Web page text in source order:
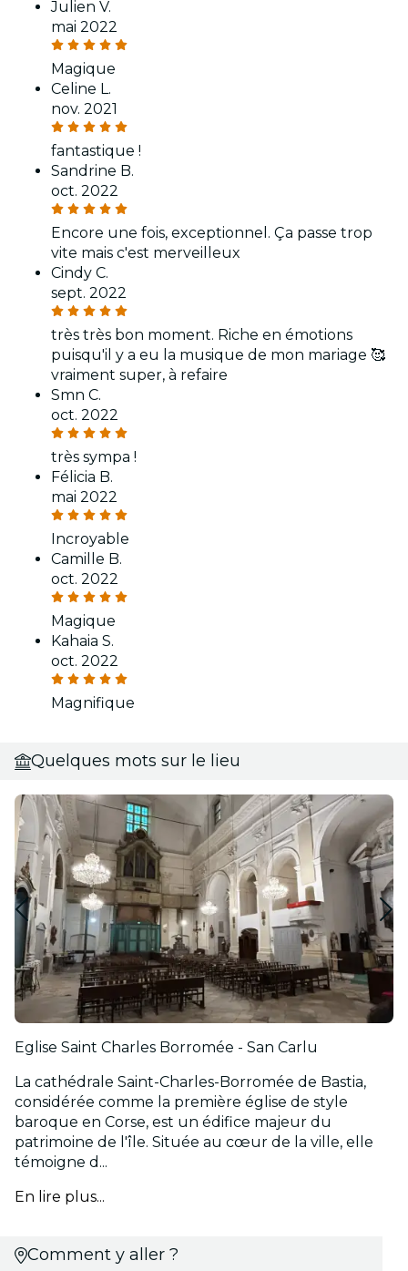
Julien V.
mai 2022
Magique
Celine L.
nov. 2021
fantastique !
Sandrine B.
oct. 2022
Encore une fois, exceptionnel. Ça passe trop
vite mais c'est merveilleux
Cindy C.
sept. 2022
très très bon moment. Riche en émotions
puisqu'il y a eu la musique de mon mariage 🥰
vraiment super, à refaire
Smn C.
oct. 2022
très sympa !
Félicia B.
mai 2022
Incroyable
Camille B.
oct. 2022
Magique
Kahaia S.
oct. 2022
Magnifique
Quelques mots sur le lieu
Eglise Saint Charles Borromée - San Carlu
La cathédrale Saint-Charles-Borromée de Bastia,
considérée comme la première église de style
baroque en Corse, est un édifice majeur du
patrimoine de l'île. Située au cœur de la ville, elle
témoigne d...
En lire plus...
Comment y aller ?